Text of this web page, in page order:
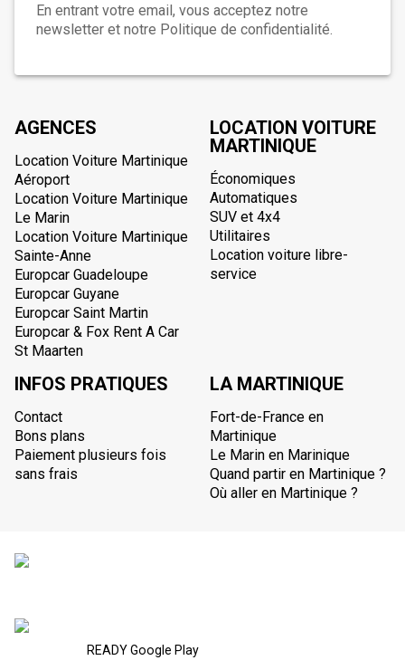
En entrant votre email, vous acceptez notre
newsletter et notre Politique de confidentialité.
AGENCES
Location Voiture Martinique
Aéroport
Location Voiture Martinique
Le Marin
Location Voiture Martinique
Sainte-Anne
Europcar Guadeloupe
Europcar Guyane
Europcar Saint Martin
Europcar & Fox Rent A Car
St Maarten
LOCATION VOITURE
MARTINIQUE
Économiques
Automatiques
SUV et 4x4
Utilitaires
Location voiture libre-
service
INFOS PRATIQUES
Contact
Bons plans
Paiement plusieurs fois
sans frais
LA MARTINIQUE
Fort-de-France en
Martinique
Le Marin en Marinique
Quand partir en Martinique ?
Où aller en Martinique ?
READY Google Play